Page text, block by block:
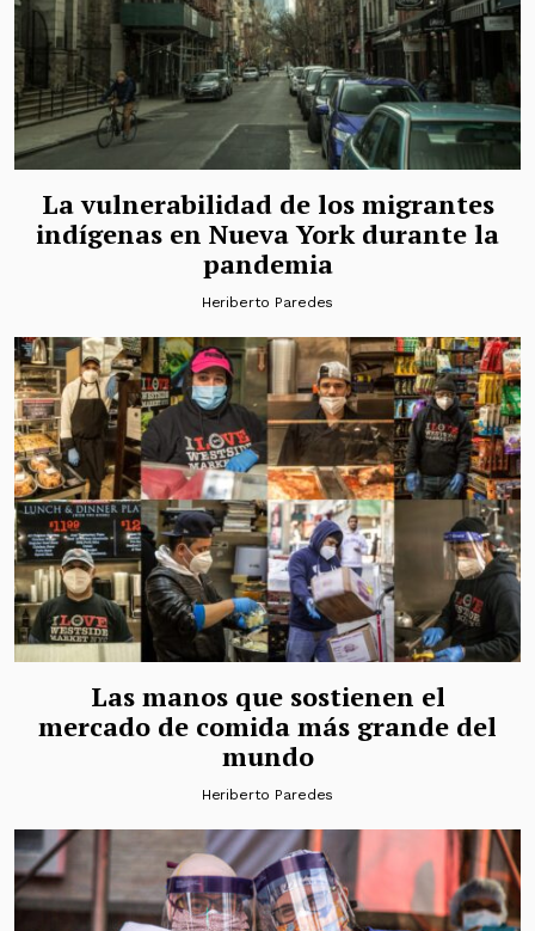
La vulnerabilidad de los migrantes
indígenas en Nueva York durante la
pandemia
Heriberto Paredes
Las manos que sostienen el
mercado de comida más grande del
mundo
Heriberto Paredes